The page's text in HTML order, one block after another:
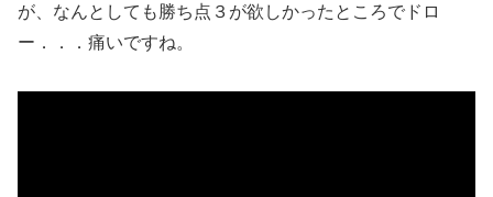
が、なんとしても勝ち点３が欲しかったところでドロ
ー．．．痛いですね。